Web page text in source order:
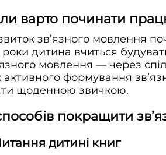
варто починати
зв’язного мовлення
роки дитина вчиться
мовлення — через
активного формування
щоденною звичкою.
покращити
дитині книг